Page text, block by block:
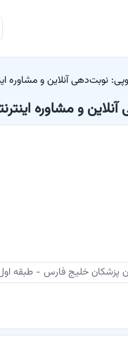
نوبت‌دهی آنلاین و مشاوره
و مشاوره
پزشکان خلیج فارس - طبقه